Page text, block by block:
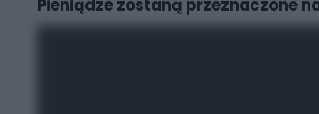
Pieniądze zostaną przeznaczone